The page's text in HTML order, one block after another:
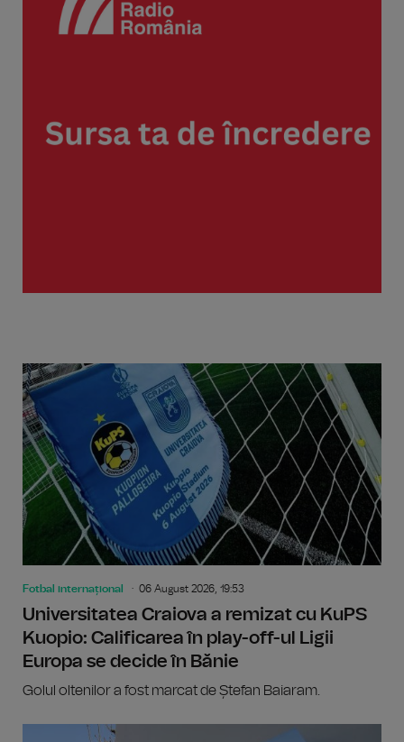
Fotbal internațional 06 August 2026, 19:53
Universitatea Craiova a remizat cu KuPS
Kuopio: Calificarea în play-off-ul Ligii
Europa se decide în Bănie
Golul oltenilor a fost marcat de Ștefan Baiaram.